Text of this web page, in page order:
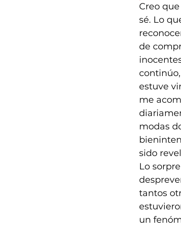
Creo
sé. Lo
de
estuve
me
modas
sido
Lo
tantos
un